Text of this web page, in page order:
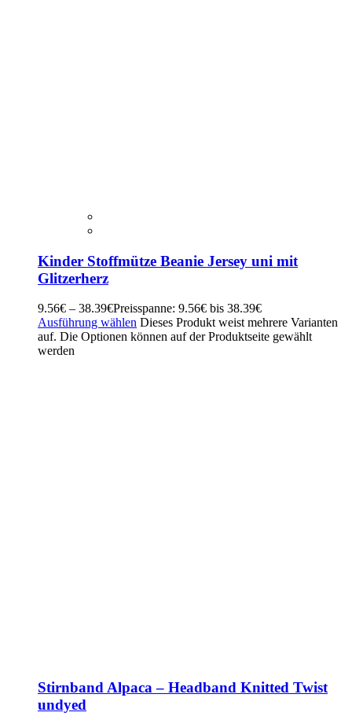
Kinder Stoffmütze Beanie Jersey uni mit
Glitzerherz
9.56€ – 38.39€Preisspanne: 9.56€ bis 38.39€
Ausführung wählen Dieses Produkt weist mehrere Varianten
auf. Die Optionen können auf der Produktseite gewählt
werden
Stirnband Alpaca – Headband Knitted Twist
undyed